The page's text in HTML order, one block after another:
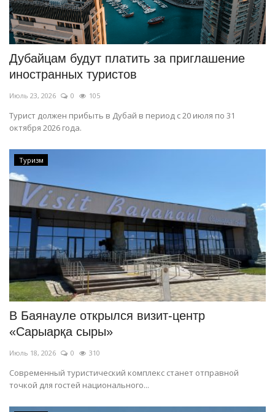
Дубайцам будут платить за приглашение
иностранных туристов
Июль 23, 2026 0 105
Турист должен прибыть в Дубай в период с 20 июля по 31
октября 2026 года.
Туризм
В Баянауле открылся визит-центр
«Сарыарқа сыры»
Июль 18, 2026 0 310
Современный туристический комплекс станет отправной
точкой для гостей национального...